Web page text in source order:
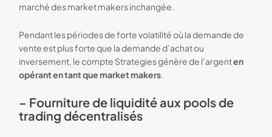
marché des market makers inchangée.
Pendant les périodes de forte volatilité où la demande de
vente est plus forte que la demande d’achat ou
inversement, le compte Strategies génère de l’argenten
opérant en tant que market makers
– Fourniture de liquidité aux pools de
trading décentralisés